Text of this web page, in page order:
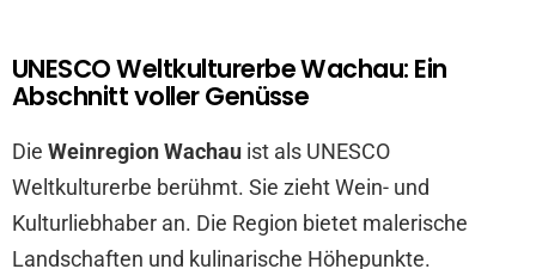
UNESCO Weltkulturerbe Wachau: Ein
Abschnitt voller Genüsse
Die Weinregion Wachau ist als UNESCO
Weltkulturerbe berühmt. Sie zieht Wein- und
Kulturliebhaber an. Die Region bietet malerische
Landschaften und kulinarische Höhepunkte.